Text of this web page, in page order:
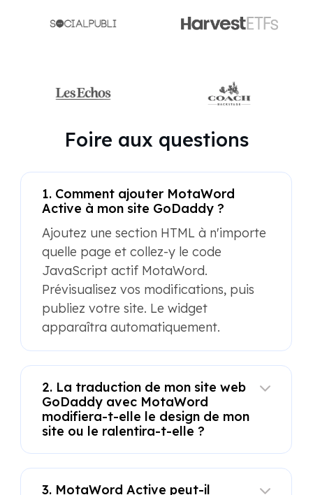
Foire aux questions
1. Comment ajouter MotaWord
Active à mon site GoDaddy ?
Ajoutez une section HTML à n'importe
quelle page et collez-y le code
JavaScript actif MotaWord.
Prévisualisez vos modifications, puis
publiez votre site. Le widget
apparaîtra automatiquement.
2. La traduction de mon site web
GoDaddy avec MotaWord
modifiera-t-elle le design de mon
site ou le ralentira-t-elle ?
3. MotaWord Active peut-il